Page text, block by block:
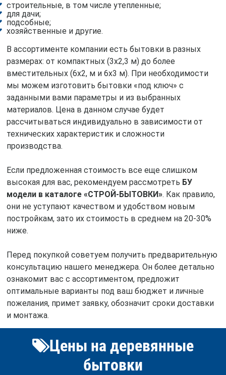
строительные, в том числе утепленные;
для дачи;
подсобные;
хозяйственные и другие.
В ассортименте компании есть бытовки в разных
размерах: от компактных (3х2,3 м) до более
вместительных (6х2, м и 6х3 м). При необходимости
мы можем изготовить бытовки «под ключ» с
заданными вами параметры и из выбранных
материалов. Цена в данном случае будет
рассчитываться индивидуально в зависимости от
технических характеристик и сложности
производства.
Если предложенная стоимость все еще слишком
высокая для вас, рекомендуем рассмотреть БУ
модели в каталоге «СТРОЙ-БЫТОВКИ». Как правило,
они не уступают качеством и удобством новым
постройкам, зато их стоимость в среднем на 20-30%
ниже.
Перед покупкой советуем получить предварительную
консультацию нашего менеджера. Он более детально
ознакомит вас с ассортиментом, предложит
оптимальные варианты под ваш бюджет и личные
пожелания, примет заявку, обозначит сроки доставки
и монтажа.
Цены на деревянные
бытовки